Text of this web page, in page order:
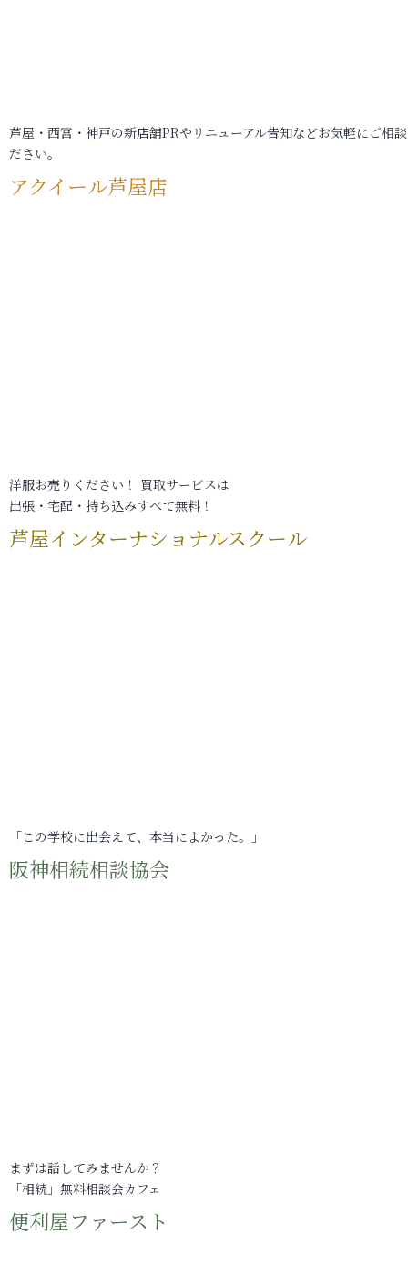
芦屋・西宮・神戸の新店舗PRやリニューアル告知などお気軽にご相
ださい。
アクイール芦屋店
洋服お売りください！ 買取サービスは
出張・宅配・持ち込みすべて無料！
芦屋インターナショナルスクール
「この学校に出会えて、本当によかった。」
阪神相続相談協会
まずは話してみませんか？
「相続」無料相談会カフェ
便利屋ファースト